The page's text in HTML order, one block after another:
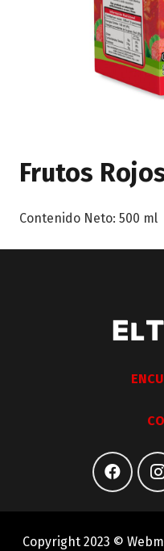
Frutos
Contenido Neto: 500 ml
Copyright 2023 ©